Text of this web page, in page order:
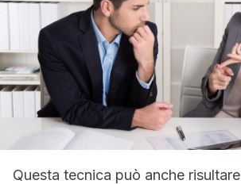
Questa tecnica può anche risultare